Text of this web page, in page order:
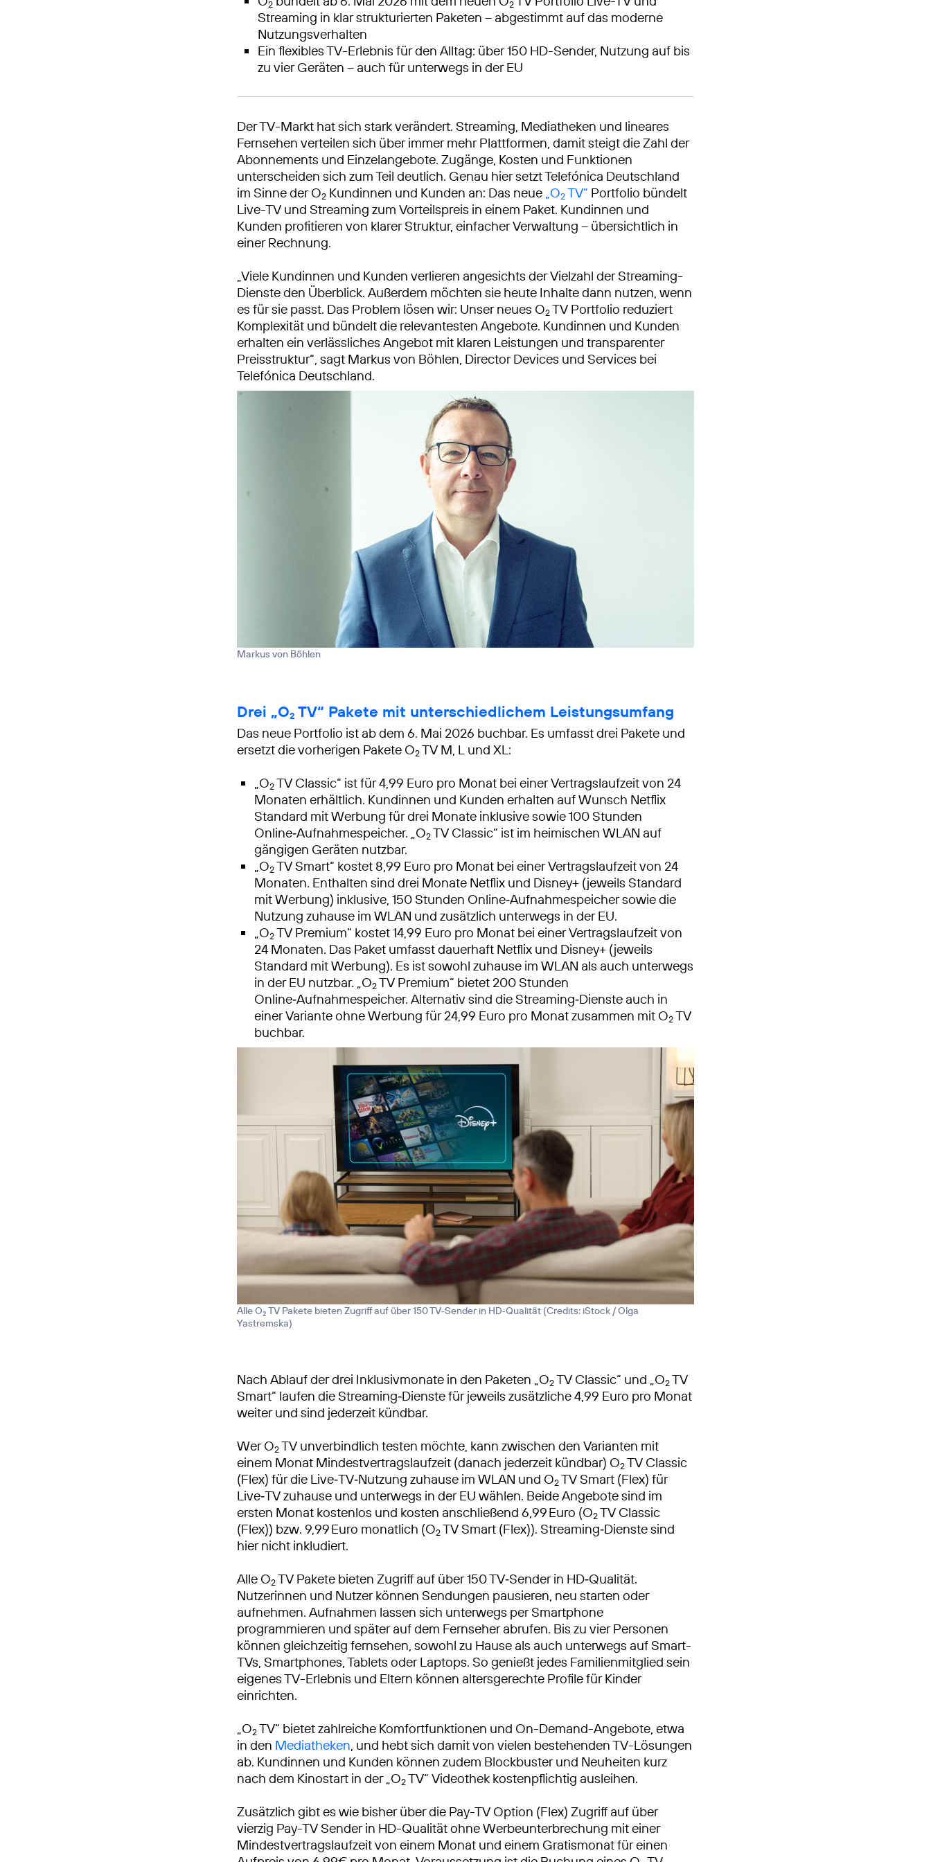
2 2
Streaming in klar strukturierten Paketen – abgestimmt auf das moderne
Nutzungsverhalten
Ein flexibles TV-Erlebnis für den Alltag: über 150 HD-Sender, Nutzung auf bis
zu vier Geräten – auch für unterwegs in der EU
Der TV-Markt hat sich stark verändert. Streaming, Mediatheken und lineares
Fernsehen verteilen sich über immer mehr Plattformen, damit steigt die Zahl der
Abonnements und Einzelangebote. Zugänge, Kosten und Funktionen
unterscheiden sich zum Teil deutlich. Genau hier setzt Telefónica Deutschland
im Sinne der O2 Kundinnen und Kunden an: Das neue „O2TV“ Portfolio bündelt
Live-TV und Streaming zum Vorteilspreis in einem Paket. Kundinnen und
Kunden profitieren von klarer Struktur, einfacher Verwaltung – übersichtlich in
einer Rechnung.
„Viele Kundinnen und Kunden verlieren angesichts der Vielzahl der Streaming-
Dienste den Überblick. Außerdem möchten sie heute Inhalte dann nutzen, wenn
es für sie passt. Das Problem lösen wir: Unser neues O2TV Portfolio reduziert
Komplexität und bündelt die relevantesten Angebote. Kundinnen und Kunden
erhalten ein verlässliches Angebot mit klaren Leistungen und transparenter
Preisstruktur“, sagt Markus von Böhlen, Director Devices und Services bei
Telefónica Deutschland.
Markus von Böhlen
Drei „O2 TV“ Pakete mit unterschiedlichem Leistungsumfang
Das neue Portfolio ist ab dem 6. Mai 2026 buchbar. Es umfasst drei Pakete und
ersetzt die vorherigen Pakete O2TV M, L und XL:
„O2TV Classic“ ist für 4,99 Euro pro Monat bei einer Vertragslaufzeit von 24
Monaten erhältlich. Kundinnen und Kunden erhalten auf Wunsch Netflix
Standard mit Werbung für drei Monate inklusive sowie 100 Stunden
Online‑Aufnahmespeicher. „O2TV Classic“ ist im heimischen WLAN auf
gängigen Geräten nutzbar.
„O2TV Smart“ kostet 8,99 Euro pro Monat bei einer Vertragslaufzeit von 24
Monaten. Enthalten sind drei Monate Netflix und Disney+ (jeweils Standard
mit Werbung) inklusive, 150 Stunden Online‑Aufnahmespeicher sowie die
Nutzung zuhause im WLAN und zusätzlich unterwegs in der EU.
„O2TV Premium“ kostet 14,99 Euro pro Monat bei einer Vertragslaufzeit von
24 Monaten. Das Paket umfasst dauerhaft Netflix und Disney+ (jeweils
Standard mit Werbung). Es ist sowohl zuhause im WLAN als auch unterwegs
in der EU nutzbar. „O2TV Premium“ bietet 200 Stunden
Online‑Aufnahmespeicher. Alternativ sind die Streaming‑Dienste auch in
einer Variante ohne Werbung für 24,99 Euro pro Monat zusammen mit O2TV
buchbar.
Alle O2 TV Pakete bieten Zugriff auf über 150 TV‑Sender in HD‑Qualität (Credits: iStock / Olga
Yastremska)
Nach Ablauf der drei Inklusivmonate in den Paketen „O2TV Classic“ und „O2TV
Smart“ laufen die Streaming‑Dienste für jeweils zusätzliche 4,99 Euro pro Monat
weiter und sind jederzeit kündbar.
Wer O2TV unverbindlich testen möchte, kann zwischen den Varianten mit
einem Monat Mindestvertragslaufzeit (danach jederzeit kündbar) O2TV Classic
(Flex) für die Live‑TV‑Nutzung zuhause im WLAN und O2TV Smart (Flex) für
Live‑TV zuhause und unterwegs in der EU wählen. Beide Angebote sind im
ersten Monat kostenlos und kosten anschließend 6,99 Euro (O2TV Classic
(Flex)) bzw. 9,99 Euro monatlich (O2TV Smart (Flex)). Streaming‑Dienste sind
hier nicht inkludiert.
Alle O2TV Pakete bieten Zugriff auf über 150 TV‑Sender in HD‑Qualität.
Nutzerinnen und Nutzer können Sendungen pausieren, neu starten oder
aufnehmen. Aufnahmen lassen sich unterwegs per Smartphone
programmieren und später auf dem Fernseher abrufen. Bis zu vier Personen
können gleichzeitig fernsehen, sowohl zu Hause als auch unterwegs auf Smart-
TVs, Smartphones, Tablets oder Laptops. So genießt jedes Familienmitglied sein
eigenes TV-Erlebnis und Eltern können altersgerechte Profile für Kinder
einrichten.
„O2TV“ bietet zahlreiche Komfortfunktionen und On-Demand-Angebote, etwa
in den Mediatheken, und hebt sich damit von vielen bestehenden TV-Lösungen
ab. Kundinnen und Kunden können zudem Blockbuster und Neuheiten kurz
nach dem Kinostart in der „O2TV“ Videothek kostenpflichtig ausleihen.
Zusätzlich gibt es wie bisher über die Pay-TV Option (Flex) Zugriff auf über
vierzig Pay-TV Sender in HD-Qualität ohne Werbeunterbrechung mit einer
Mindestvertragslaufzeit von einem Monat und einem Gratismonat für einen